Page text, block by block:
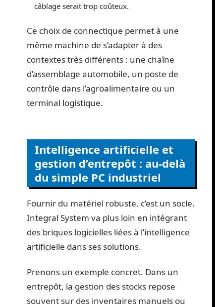
câblage serait trop coûteux.
Ce choix de connectique permet à une
même machine de s’adapter à des
contextes très différents : une chaîne
d’assemblage automobile, un poste de
contrôle dans l’agroalimentaire ou un
terminal logistique.
Intelligence artificielle et
gestion d’entrepôt : au-delà
du simple PC industriel
Fournir du matériel robuste, c’est un socle.
Integral System va plus loin en intégrant
des briques logicielles liées à l’intelligence
artificielle dans ses solutions.
Prenons un exemple concret. Dans un
entrepôt, la gestion des stocks repose
souvent sur des inventaires manuels ou